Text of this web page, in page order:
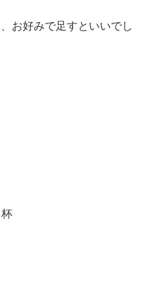
お好みで足すといいでし